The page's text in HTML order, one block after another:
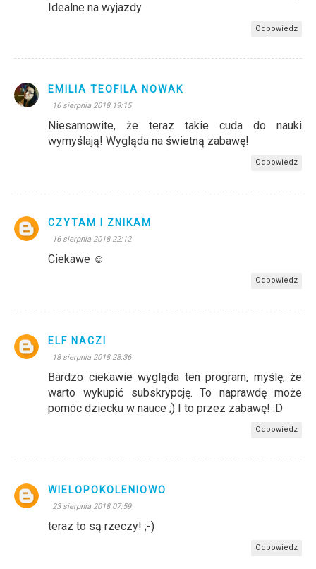
Idealne na wyjazdy
Odpowiedz
EMILIA TEOFILA NOWAK
16 sierpnia 2018 19:15
Niesamowite, że teraz takie cuda do nauki
wymyślają! Wygląda na świetną zabawę!
Odpowiedz
CZYTAM I ZNIKAM
16 sierpnia 2018 22:12
Ciekawe ☺
Odpowiedz
ELF NACZI
18 sierpnia 2018 23:36
Bardzo ciekawie wygląda ten program, myślę, że
warto wykupić subskrypcję. To naprawdę może
pomóc dziecku w nauce ;) I to przez zabawę! :D
Odpowiedz
WIELOPOKOLENIOWO
23 sierpnia 2018 07:59
teraz to są rzeczy! ;-)
Odpowiedz